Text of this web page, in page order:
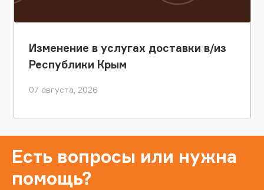
Изменение в услугах доставки в/из
Республики Крым
07 августа, 2026
Есть вопросы или нужна
помощь?